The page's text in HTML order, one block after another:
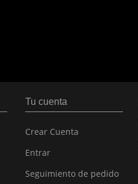
Tu cuenta
Crear Cuenta
Entrar
Seguimiento de pedido